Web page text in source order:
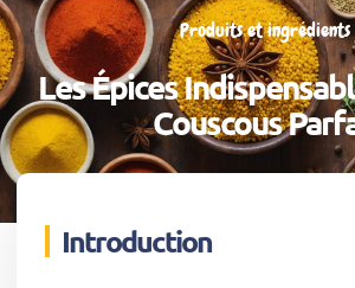
Produits et ingrédients
Les Épices
Couscous
Introduction